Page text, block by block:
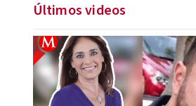
Últimos videos